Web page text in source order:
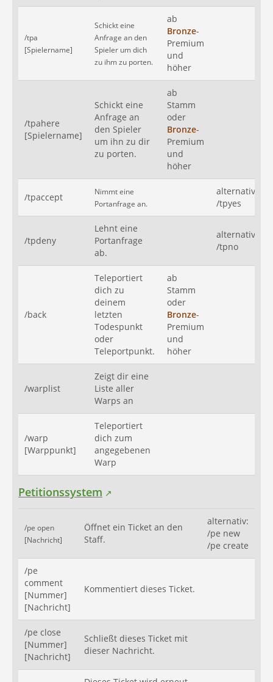
/tpa
[Spielername]
Schickt eine
Anfrage an den
Spieler um dich
zu ihm zu porten.
ab
Bronze-
Premium
und
höher
/tpahere
[Spielername]
Schickt eine
Anfrage an
den Spieler
um ihn zu dir
zu porten.
ab
Stamm
oder
Bronze-
Premium
und
höher
/tpaccept
Nimmt eine
Portanfrage an.
alternativ:
/tpyes
/tpdeny
Lehnt eine
Portanfrage
ab.
alternativ:
/tpno
/back
Teleportiert
dich zu
deinem
letzten
Todespunkt
oder
Teleportpunkt.
ab
Stamm
oder
Bronze-
Premium
und
höher
/warplist
Zeigt dir eine
Liste aller
Warps an
/warp
[Warppunkt]
Teleportiert
dich zum
angegebenen
Warp
Petitionssystem
/pe open
[Nachricht]
Öffnet ein Ticket an den
Staff.
alternativ:
/pe new
/pe create
/pe
comment
[Nummer]
[Nachricht]
Kommentiert dieses Ticket.
/pe close
[Nummer]
[Nachricht]
Schließt dieses Ticket mit
dieser Nachricht.